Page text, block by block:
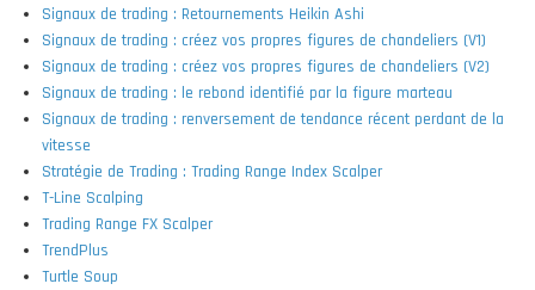
Signaux de trading : Retournements Heikin Ashi
Signaux de trading : créez vos propres figures de chandeliers (V1)
Signaux de trading : créez vos propres figures de chandeliers (V2)
Signaux de trading : le rebond identifié par la figure marteau
Signaux de trading : renversement de tendance récent perdant de la
vitesse
Stratégie de Trading : Trading Range Index Scalper
T-Line Scalping
Trading Range FX Scalper
TrendPlus
Turtle Soup